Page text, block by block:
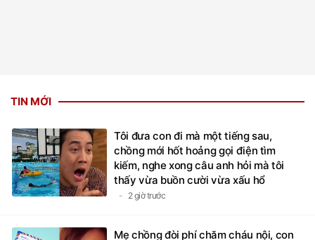
TIN MỚI
Tôi đưa con đi mà một tiếng sau,
chồng mới hốt hoảng gọi điện tìm
kiếm, nghe xong câu anh hỏi mà tôi
thấy vừa buồn cười vừa xấu hổ
2 giờ trước
Mẹ chồng đòi phí chăm cháu nội, con